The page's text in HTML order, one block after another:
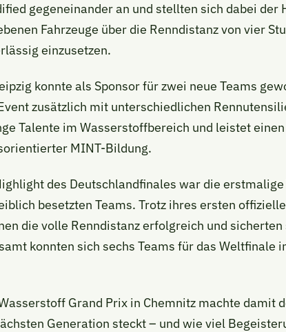
gegeneinander an und stellten sich dabei der
Fahrzeuge über die Renndistanz von vier
einzusetzen.
konnte als Sponsor für zwei neue Teams
zusätzlich mit unterschiedlichen
Talente im Wasserstoffbereich und leistet
MINT-Bildung.
des Deutschlandfinales war die
besetzten Teams. Trotz ihres ersten
die volle Renndistanz erfolgreich und
konnten sich sechs Teams für das Weltfinale
Grand Prix in Chemnitz machte damit
Generation steckt – und wie viel